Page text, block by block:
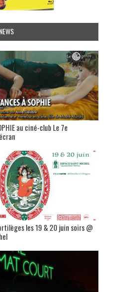
au ciné-club Le 7e
les 19 & 20 juin soirs @